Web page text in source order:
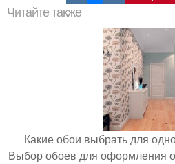
Читайте также
Какие обои выбрать для
Выбор обоев для оформления